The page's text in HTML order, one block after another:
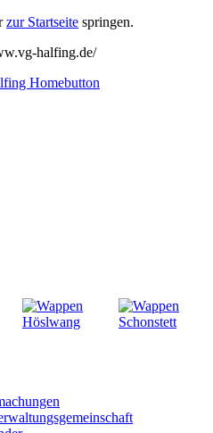
zur Startseite springen.
halfing.de/